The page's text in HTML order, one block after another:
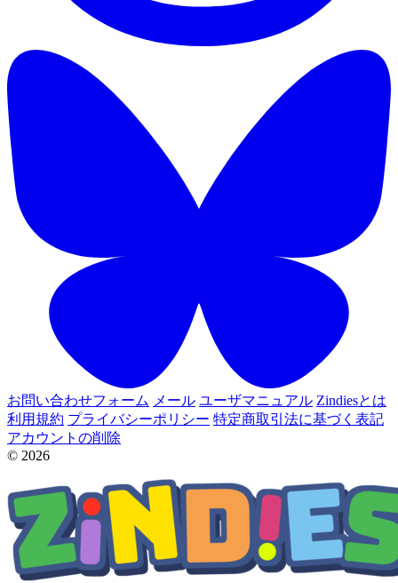
お問い合わせフォーム メール ユーザマニュアル Zindiesとは
利用規約 プライバシーポリシー 特定商取引法に基づく表記
アカウントの削除
© 2026